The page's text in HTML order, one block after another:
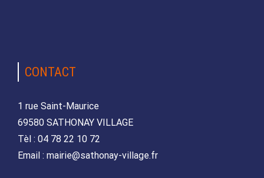
CONTACT
1 rue Saint-Maurice
69580 SATHONAY VILLAGE
Tèl : 04 78 22 10 72
Email : mairie@sathonay-village.fr